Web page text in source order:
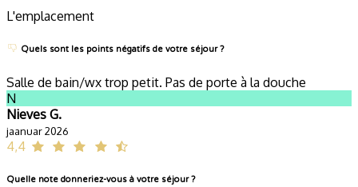
L'emplacement
Quels sont les points négatifs de votre séjour ?
Salle de bain/wx trop petit. Pas de porte à la douche
N
Nieves G.
jaanuar 2026
4,4
Quelle note donneriez-vous à votre séjour ?